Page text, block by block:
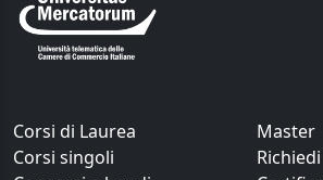
Corsi di Laurea
Master
Corsi singoli